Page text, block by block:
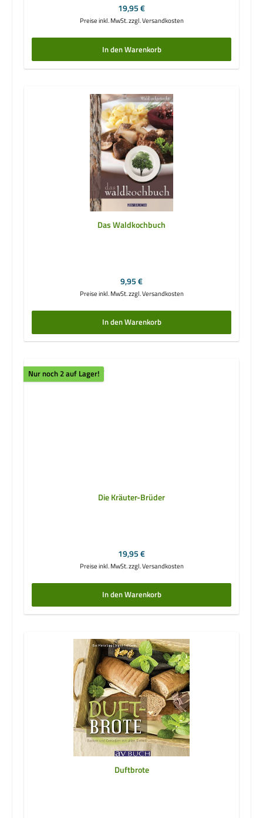
Regulärer Preis:
19,95 €
Preise inkl. MwSt. zzgl. Versandkosten
In den Warenkorb
Das Waldkochbuch
Regulärer Preis:
9,95 €
Preise inkl. MwSt. zzgl. Versandkosten
In den Warenkorb
Nur noch 2 auf Lager!
Die Kräuter-Brüder
Regulärer Preis:
19,95 €
Preise inkl. MwSt. zzgl. Versandkosten
In den Warenkorb
Duftbrote